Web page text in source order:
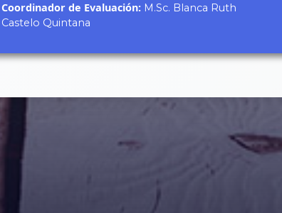
Coordinador de Evaluación:M.Sc. Blanca Ruth
Castelo Quintana